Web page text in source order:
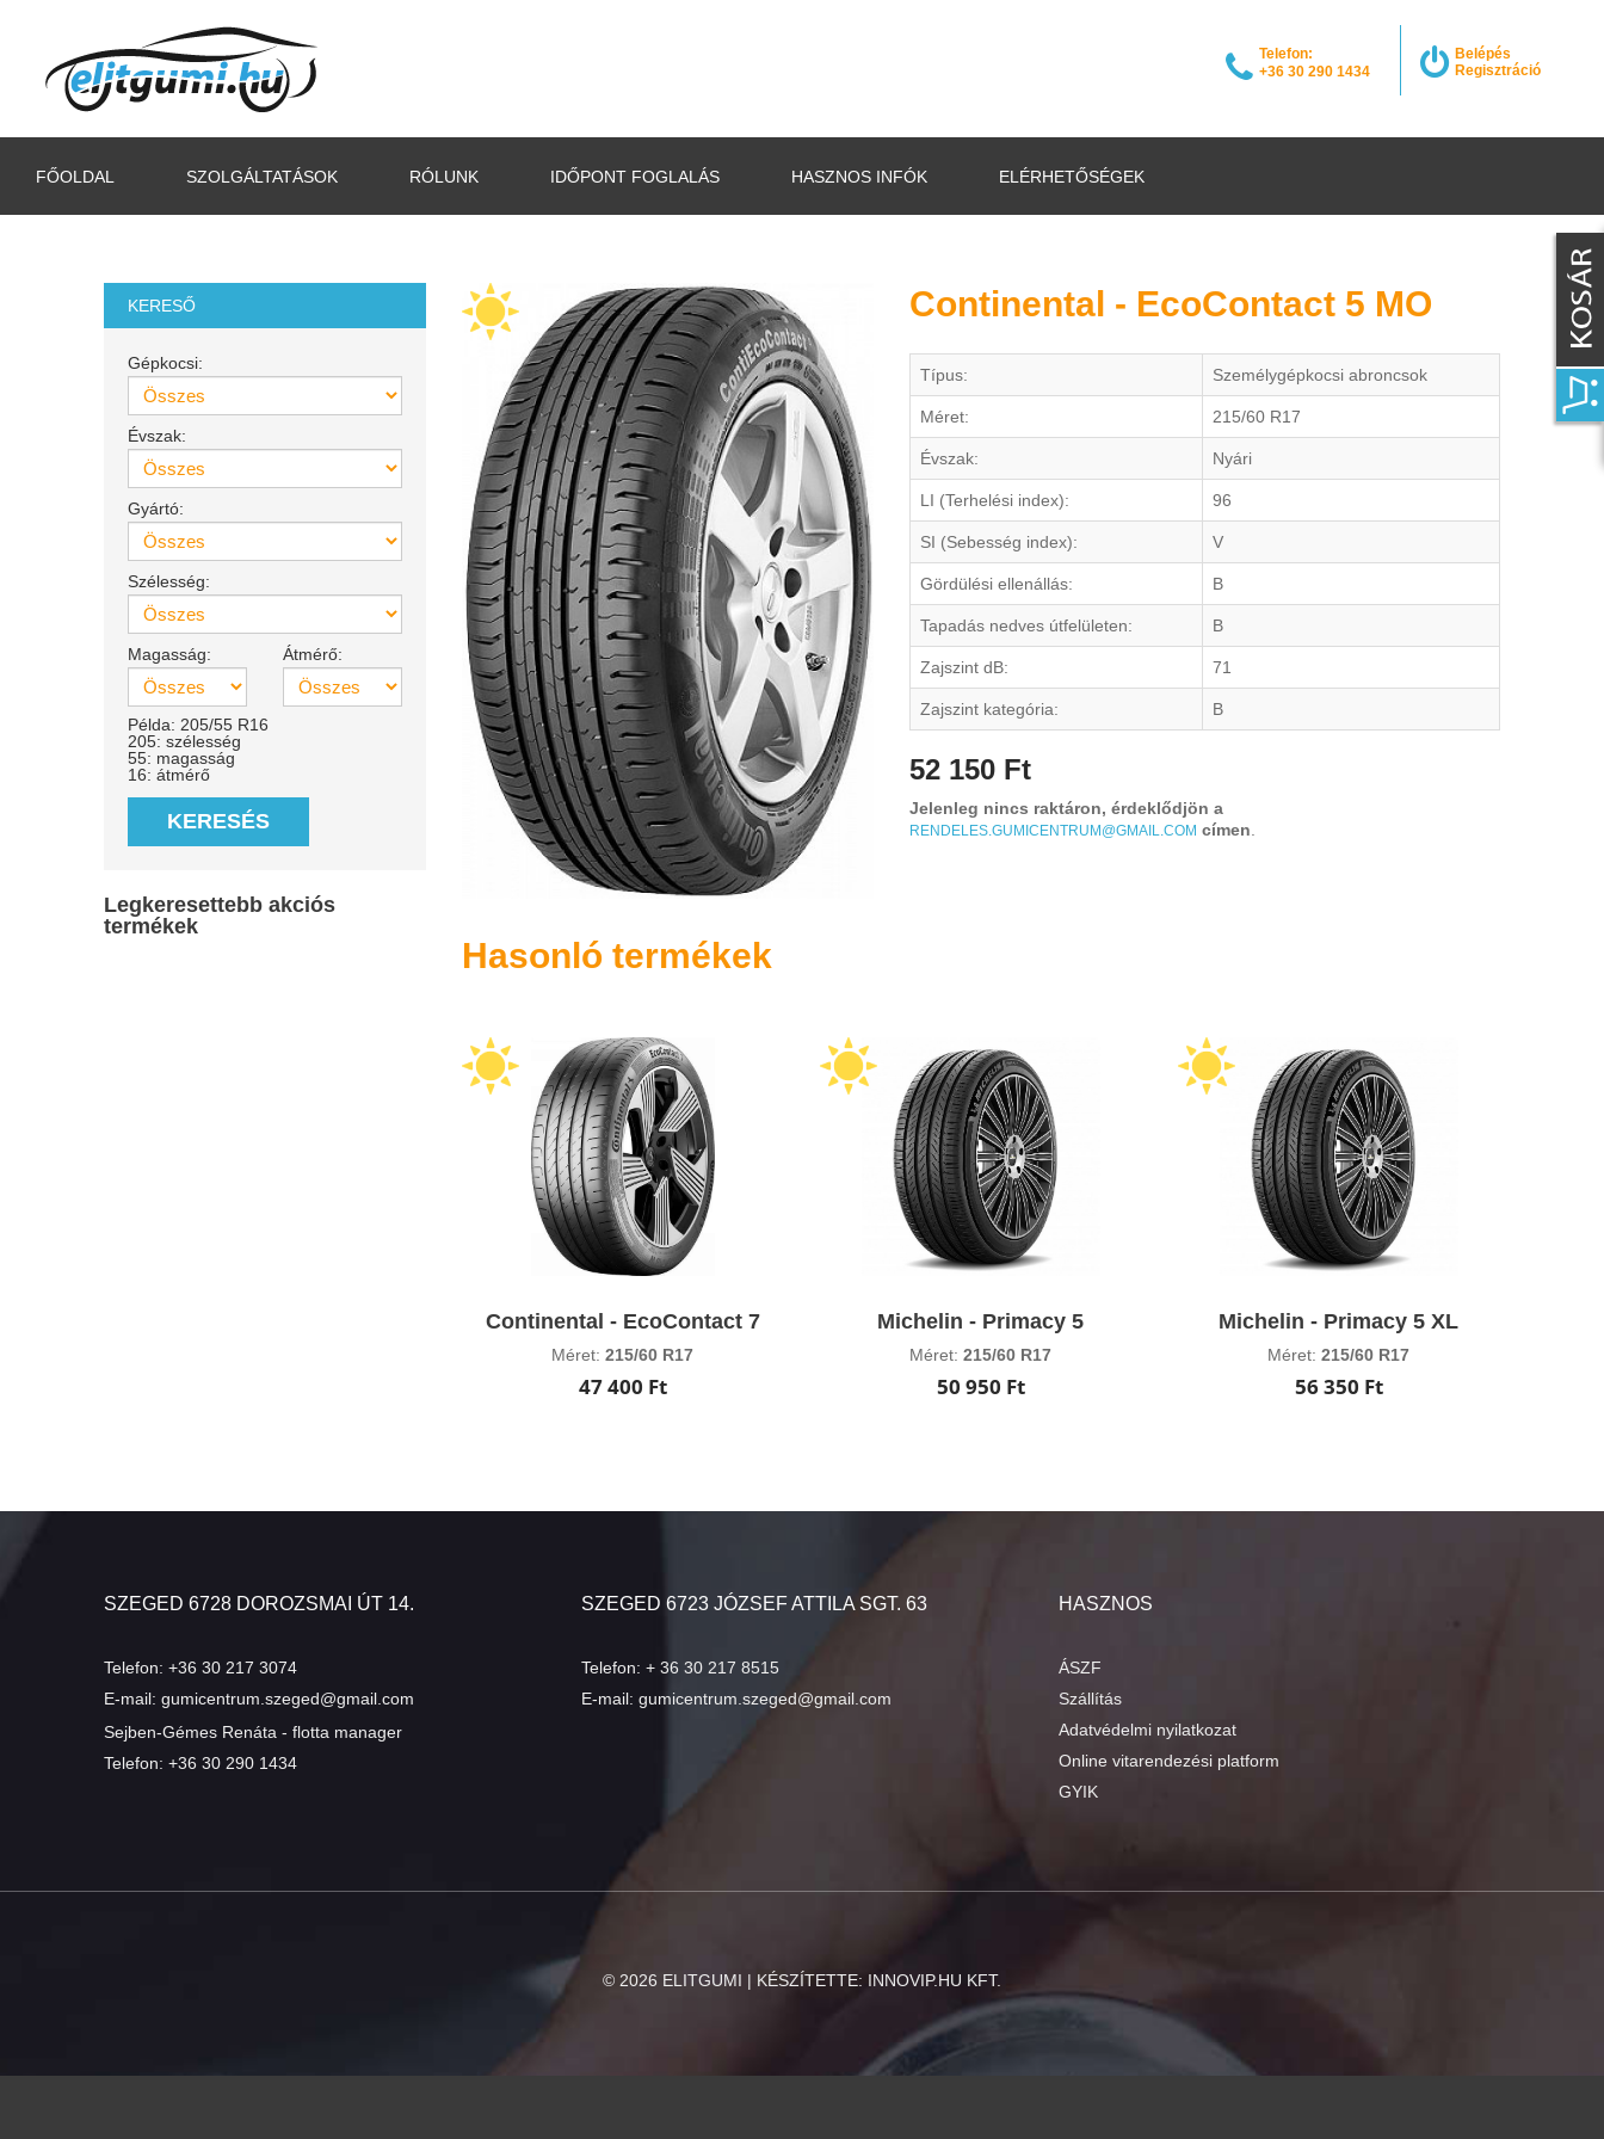
Belépés
Regisztráció
Telefon:
+36 30 290 1434
FŐOLDAL SZOLGÁLTATÁSOK RÓLUNK IDŐPONT FOGLALÁS HASZNOS INFÓK ELÉRHETŐSÉGEK
KERESŐ
Gépkocsi:
Évszak:
Gyártó:
Szélesség:
Magasság: Átmérő:
Példa: 205/55 R16
205: szélesség
55: magasság
16: átmérő
KERESÉS
Legkeresettebb akciós
termékek
Continental - EcoContact 5 MO
Típus: Személygépkocsi abroncsok
Méret: 215/60 R17
Évszak: Nyári
LI (Terhelési index): 96
SI (Sebesség index): V
Gördülési ellenállás: B
Tapadás nedves útfelületen: B
Zajszint dB: 71
Zajszint kategória: B
52 150 Ft
Jelenleg nincs raktáron, érdeklődjön a
RENDELES.GUMICENTRUM@GMAIL.COM címen
Hasonló termékek
Continental - EcoContact 7
Méret:215/60 R17
47 400 Ft
Michelin - Primacy 5
Méret:215/60 R17
50 950 Ft
Michelin - Primacy 5 XL
Méret:215/60 R17
56 350 Ft
SZEGED 6728 DOROZSMAI ÚT 14.
Telefon: +36 30 217 3074
E-mail: gumicentrum.szeged@gmail.com
Sejben-Gémes Renáta - flotta manager
Telefon: +36 30 290 1434
SZEGED 6723 JÓZSEF ATTILA SGT. 63
Telefon: + 36 30 217 8515
E-mail: gumicentrum.szeged@gmail.com
HASZNOS
ÁSZF
Szállítás
Adatvédelmi nyilatkozat
Online vitarendezési platform
GYIK
© 2026 ELITGUMI | KÉSZÍTETTE: INNOVIP.HU KFT.